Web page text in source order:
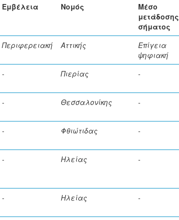
Εμβέλεια Νομός
Μέσο
μετάδοσης
σήματος
Περιφερειακή Αττικής
Επίγεια
ψηφιακή
- Πιερίας -
- Θεσσαλονίκης -
- Φθιώτιδας -
- Ηλείας -
- Ηλείας -